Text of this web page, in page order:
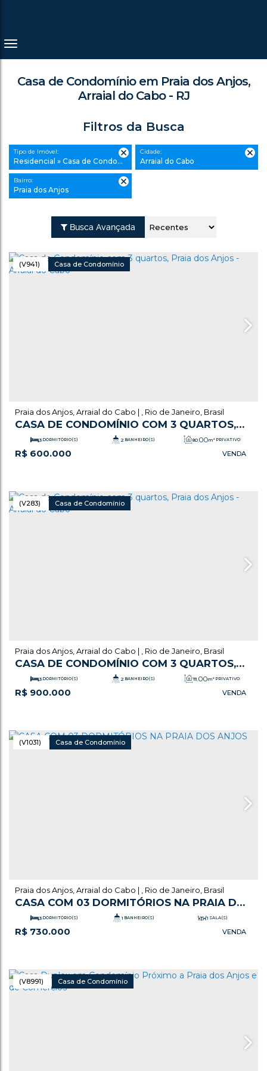
Casa de Condomínio em Praia dos Anjos,
Arraial do Cabo - RJ
Filtros da Busca
Tipo de Imóvel:
Residencial » Casa de Condomínio
Cidade:
Arraial do Cabo
Bairro:
Praia dos Anjos
Busca Avançada
(V941) Casa de Condomínio
CASA DE CONDOMÍNIO COM 3 QUARTOS,
PRAIA DOS ANJOS - ARRAIAL DO CABO
R$ 600.000
Praia dos Anjos Arraial do Cabo Rio de Janeiro Brasil
3 DORMITÓRIO(S) 2 BANHEIRO(S) PRIVATIVO:
80.00m²
1 SALA(S) ÚTIL:
(V283) Casa de Condomínio
CASA DE CONDOMÍNIO COM 3 QUARTOS,
PRAIA DOS ANJOS - ARRAIAL DO CABO
R$ 900.000
Praia dos Anjos Arraial do Cabo Rio de Janeiro Brasil
3 DORMITÓRIO(S) 2 BANHEIRO(S) PRIVATIVO:
111 .00m²
2 SALA(S) TOTAL:
(V1031) Casa de Condomínio
CASA COM 03 DORMITÓRIOS NA PRAIA DOS
ANJOS
R$ 730.000
Praia dos Anjos Arraial do Cabo Rio de Janeiro Brasil
3 DORMITÓRIO(S) 1 BANHEIRO(S) 1 SALA(S)
2 VAGA(S) TERRENO:
(V8991) Casa de Condomínio